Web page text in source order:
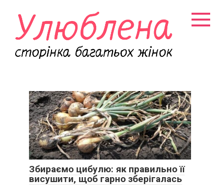
контенту
Збираємо цибулю: як правильно її
висушити, щоб гарно зберігалась